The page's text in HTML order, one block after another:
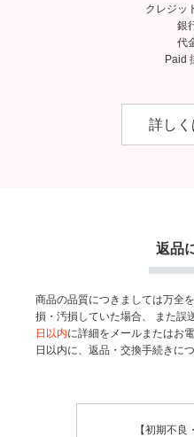
クレジッ
銀
代
Paid
詳しく
返品
商品の品質につきましては万全
損・汚損していた場合、
また誤
日以内に詳細をメールまたはお
日以内に、返品・交換手続きに
【初期不良